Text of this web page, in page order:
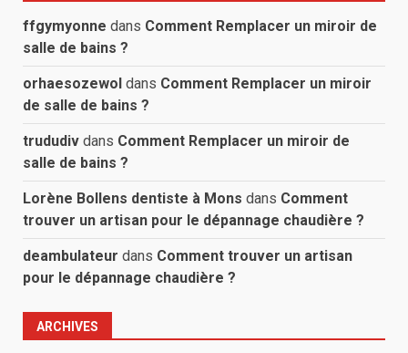
ffgymyonne dans Comment Remplacer un miroir de
salle de bains ?
orhaesozewol dans Comment Remplacer un miroir
de salle de bains ?
trududiv dans Comment Remplacer un miroir de
salle de bains ?
Lorène Bollens dentiste à Mons dans Comment
trouver un artisan pour le dépannage chaudière ?
deambulateur dans Comment trouver un artisan
pour le dépannage chaudière ?
ARCHIVES